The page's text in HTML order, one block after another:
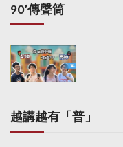
90’傳聲筒
越講越有「普」